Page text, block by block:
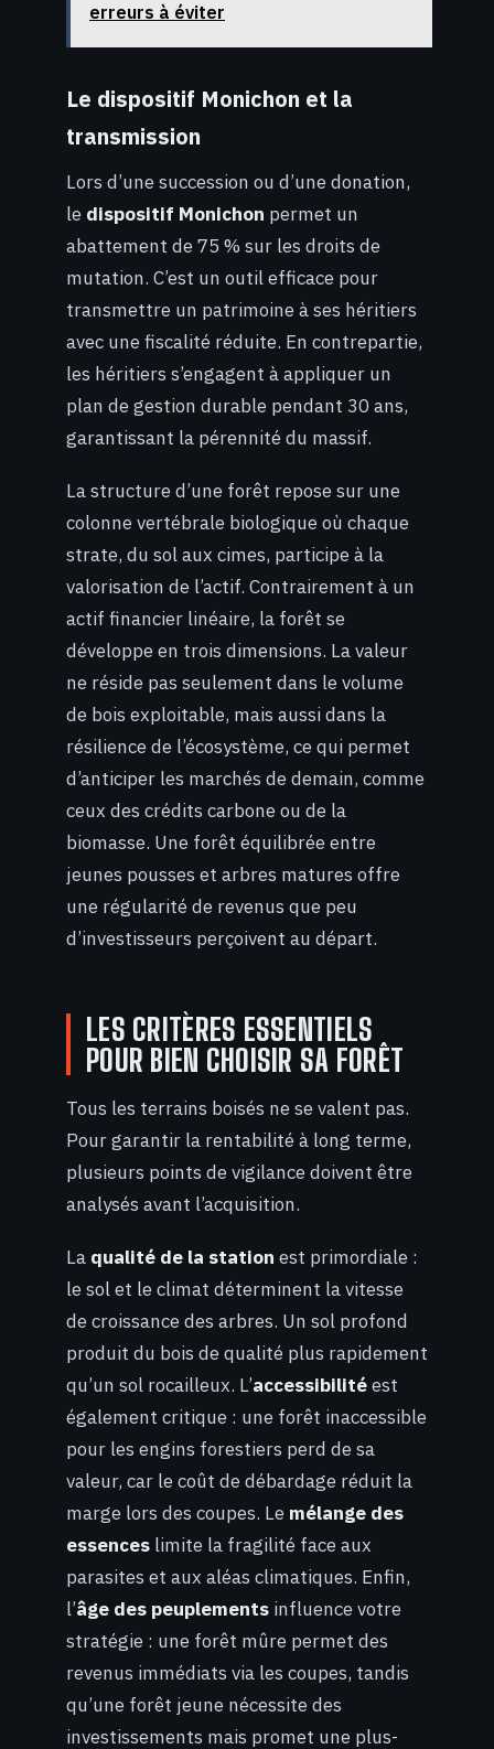
erreurs à éviter
Le dispositif Monichon et la
transmission
Lors d’une succession ou d’une donation,
le dispositif Monichon permet un
abattement de 75 % sur les droits de
mutation. C’est un outil efficace pour
transmettre un patrimoine à ses héritiers
avec une fiscalité réduite. En contrepartie,
les héritiers s’engagent à appliquer un
plan de gestion durable pendant 30 ans,
garantissant la pérennité du massif.
La structure d’une forêt repose sur une
colonne vertébrale biologique où chaque
strate, du sol aux cimes, participe à la
valorisation de l’actif. Contrairement à un
actif financier linéaire, la forêt se
développe en trois dimensions. La valeur
ne réside pas seulement dans le volume
de bois exploitable, mais aussi dans la
résilience de l’écosystème, ce qui permet
d’anticiper les marchés de demain, comme
ceux des crédits carbone ou de la
biomasse. Une forêt équilibrée entre
jeunes pousses et arbres matures offre
une régularité de revenus que peu
d’investisseurs perçoivent au départ.
LES CRITÈRES ESSENTIELS
POUR BIEN CHOISIR SA FORÊT
Tous les terrains boisés ne se valent pas.
Pour garantir la rentabilité à long terme,
plusieurs points de vigilance doivent être
analysés avant l’acquisition.
La qualité de la station est primordiale :
le sol et le climat déterminent la vitesse
de croissance des arbres. Un sol profond
produit du bois de qualité plus rapidement
qu’un sol rocailleux. L’accessibilitéest
également critique : une forêt inaccessible
pour les engins forestiers perd de sa
valeur, car le coût de débardage réduit la
marge lors des coupes. Le mélange des
essences limite la fragilité face aux
parasites et aux aléas climatiques. Enfin,
l’âge des peuplements influence votre
stratégie : une forêt mûre permet des
revenus immédiats via les coupes, tandis
qu’une forêt jeune nécessite des
investissements mais promet une plus-